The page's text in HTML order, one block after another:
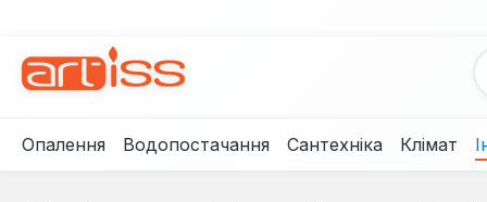
Опалення Водопостачання Сантехніка Клімат